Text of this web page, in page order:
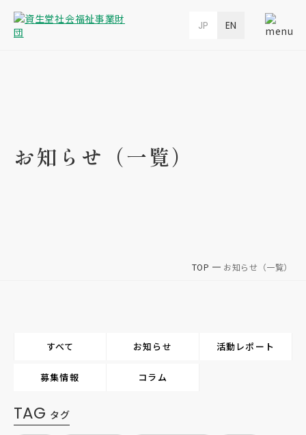
JP EN
お知らせ（一覧）
TOP お知らせ（一覧）
すべて お知らせ 活動レポート
募集情報 コラム
TAG タグ